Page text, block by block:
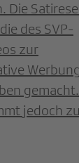
Die
des SVP-
zur
jedoch